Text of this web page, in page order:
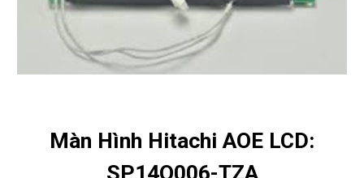
Màn Hình Hitachi AOE LCD: